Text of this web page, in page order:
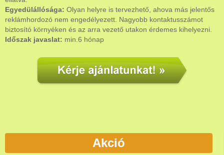
Egyedülállósága: Olyan helyre is tervezhető, ahova más jelentős
reklámhordozó nem engedélyezett. Nagyobb kontaktusszámot
biztosító környéken és az arra vezető utakon érdemes kihelyezni.
Időszak javaslat: min.6 hónap
Akció